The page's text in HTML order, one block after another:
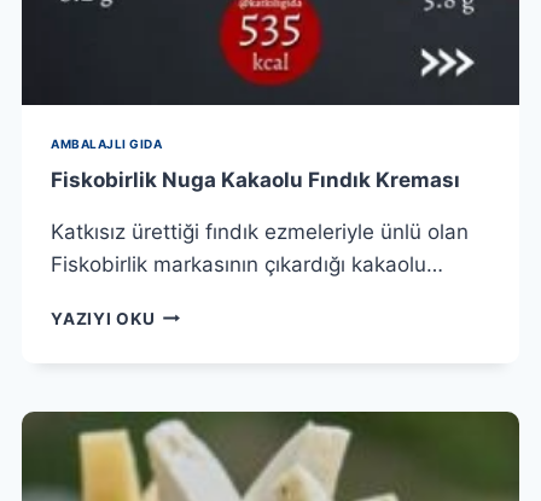
AMBALAJLI GIDA
Fiskobirlik Nuga Kakaolu Fındık Kreması
Katkısız ürettiği fındık ezmeleriyle ünlü olan
Fiskobirlik markasının çıkardığı kakaolu…
YAZIYI OKU FISKOBIRLIK
KAKAOLU
KREMASI